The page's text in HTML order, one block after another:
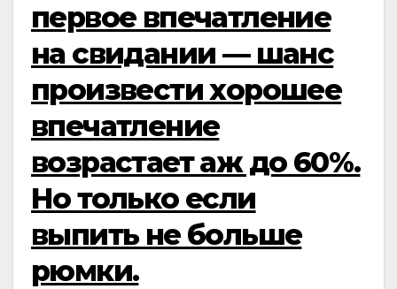
первое впечатление
на свидании — шанс
произвести хорошее
впечатление
возрастает аж до 60%.
Но только если
выпить не больше
рюмки.